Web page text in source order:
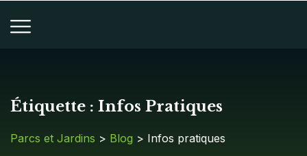
Étiquette : Infos Pratiques
Parcs et Jardins > Blog > Infos pratiques